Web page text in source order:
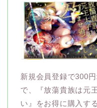
新規会員登録で300
で、『放蕩貴族は元
い』をお得に購入す